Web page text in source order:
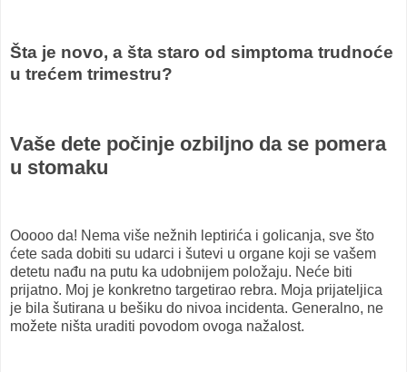
Šta je novo, a šta staro od simptoma trudnoće
u trećem trimestru?
Vaše dete počinje ozbiljno da se pomera
u stomaku
Ooooo da! Nema više nežnih leptirića i golicanja, sve što
ćete sada dobiti su udarci i šutevi u organe koji se vašem
detetu nađu na putu ka udobnijem položaju. Neće biti
prijatno. Moj je konkretno targetirao rebra. Moja prijateljica
je bila šutirana u bešiku do nivoa incidenta. Generalno, ne
možete ništa uraditi povodom ovoga nažalost.